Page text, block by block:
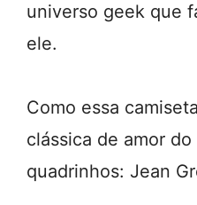
universo geek que
ele.
Como essa
clássica de amor
quadrinhos: Jean